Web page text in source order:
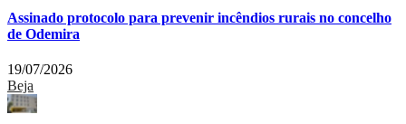
Assinado protocolo para prevenir incêndios rurais no concelho
de Odemira
19/07/2026
Beja